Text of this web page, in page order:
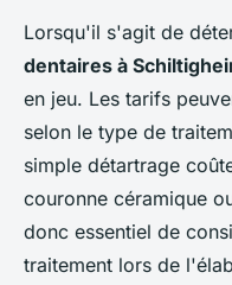
Lorsqu'il s'agit de
dentaires à
en jeu. Les tarifs
selon le type de
simple détartrage
couronne céramique
donc essentiel de
traitement lors de